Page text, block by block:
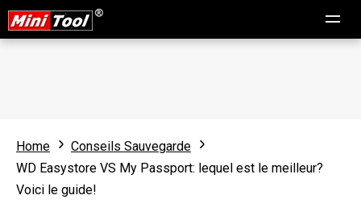
Home
Conseils Sauvegarde
WD Easystore VS My Passport: lequel est le meilleur?
Voici le guide!